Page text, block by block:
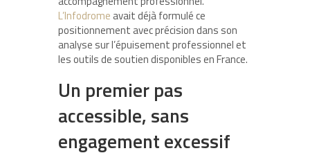
L’Infodrome avait déjà formulé ce
positionnement avec précision dans son
analyse sur l’épuisement professionnel et
les outils de soutien disponibles en France.
Un premier pas
accessible, sans
engagement excessif